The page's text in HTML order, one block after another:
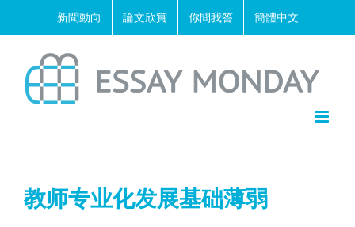
新聞動向 論文欣賞 你問我答 簡體中文
教师专业化发展基础薄弱